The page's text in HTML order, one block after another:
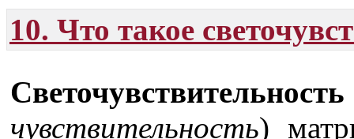
10. Что такое
Светочувствительность
чувствительность)